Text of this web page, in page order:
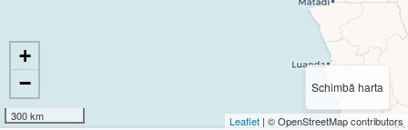
Schimbă harta
+
−
300 km Leaflet | © OpenStreetMap contributors